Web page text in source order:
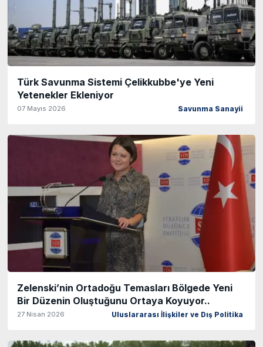
Türk Savunma Sistemi Çelikkubbe'ye Yeni
Yetenekler Ekleniyor
07 Mayıs 2026 Savunma Sanayii
Zelenski’nin Ortadoğu Temasları Bölgede Yeni
Bir Düzenin Oluştuğunu Ortaya Koyuyor..
27 Nisan 2026 Uluslararası İlişkiler ve Dış Politika